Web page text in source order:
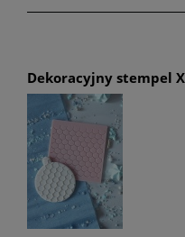
Dekoracyjny stempel